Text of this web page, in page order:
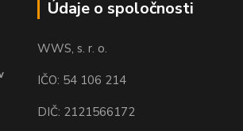
Údaje o spoločnosti
WWS, s. r. o.
IČO: 54 106 214
DIČ: 2121566172